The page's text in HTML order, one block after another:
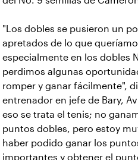
"Los dobles se pusieron un
apretados de lo que
especialmente en los dobles
perdimos algunas
romper y ganar fácilmente",
entrenador en jefe de Bary,
eso se trata el tenis; no
puntos dobles, pero estoy
haber podido ganar los
importantes y obtener el